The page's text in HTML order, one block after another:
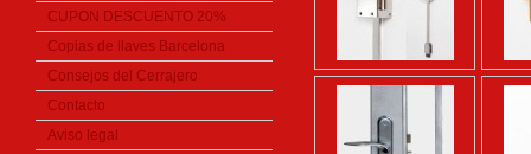
CUPON DESCUENTO 20%
Copias de llaves Barcelona
Consejos del Cerrajero
Contacto
Aviso legal